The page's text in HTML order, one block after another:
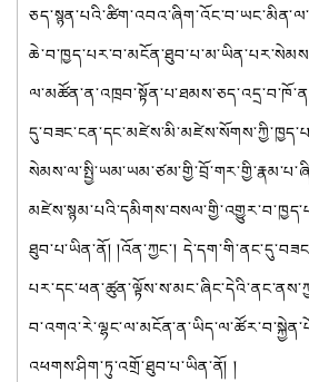
ཐུབ་པ་ཡིན་ནོ། །འོན་ཀྱང་།
འཕགས་ཤིག་ཏུ་འགྲོ་ཐུབ་པ་ཡིན་ནོ། །